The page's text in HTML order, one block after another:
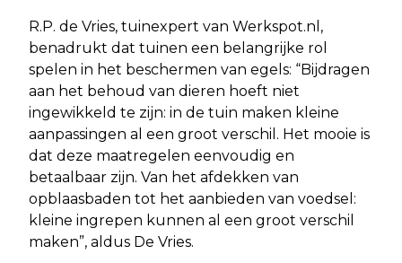
R.P. de Vries, tuinexpert van Werkspot.nl,
benadrukt dat tuinen een belangrijke rol
spelen in het beschermen van egels: “Bijdragen
aan het behoud van dieren hoeft niet
ingewikkeld te zijn: in de tuin maken kleine
aanpassingen al een groot verschil. Het mooie is
dat deze maatregelen eenvoudig en
betaalbaar zijn. Van het afdekken van
opblaasbaden tot het aanbieden van voedsel:
kleine ingrepen kunnen al een groot verschil
maken”, aldus De Vries.